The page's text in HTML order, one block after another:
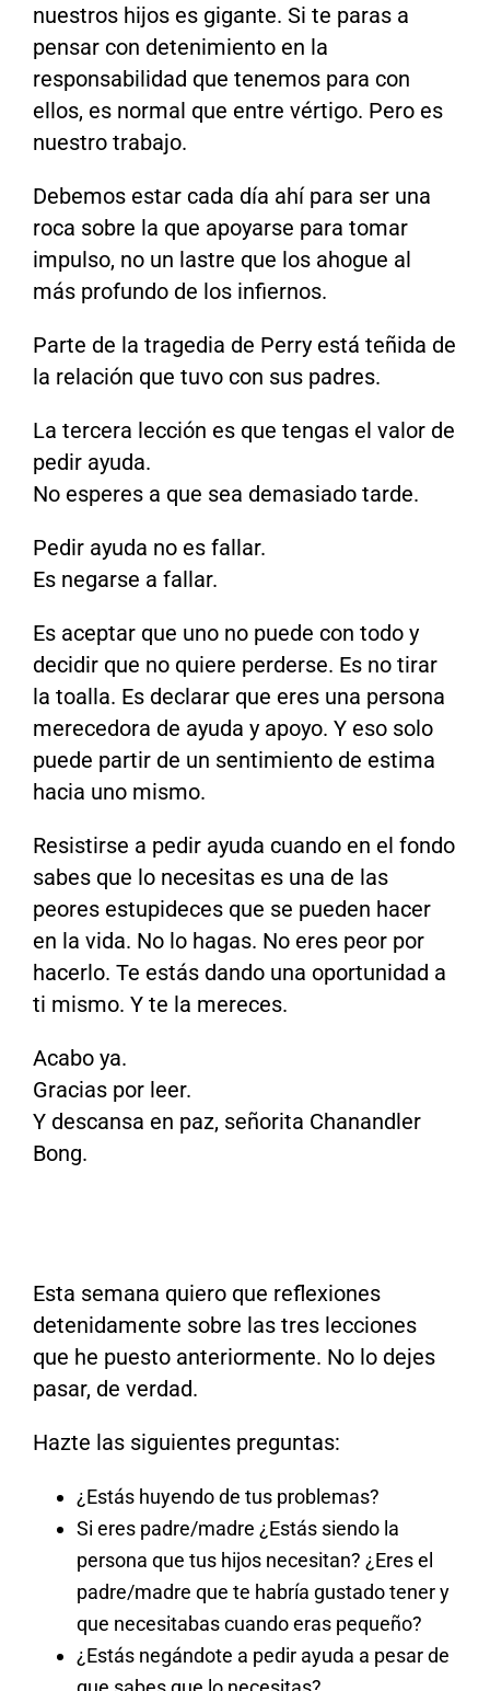
nuestros hijos es gigante. Si te paras a
pensar con detenimiento en la
responsabilidad que tenemos para con
ellos, es normal que entre vértigo. Pero es
nuestro trabajo.
Debemos estar cada día ahí para ser una
roca sobre la que apoyarse para tomar
impulso, no un lastre que los ahogue al
más profundo de los infiernos.
Parte de la tragedia de Perry está teñida de
la relación que tuvo con sus padres.
La tercera lección es que tengas el valor de
pedir ayuda.
No esperes a que sea demasiado tarde.
Pedir ayuda no es fallar.
Es negarse a fallar.
Es aceptar que uno no puede con todo y
decidir que no quiere perderse. Es no tirar
la toalla. Es declarar que eres una persona
merecedora de ayuda y apoyo. Y eso solo
puede partir de un sentimiento de estima
hacia uno mismo.
Resistirse a pedir ayuda cuando en el fondo
sabes que lo necesitas es una de las
peores estupideces que se pueden hacer
en la vida. No lo hagas. No eres peor por
hacerlo. Te estás dando una oportunidad a
ti mismo. Y te la mereces.
Acabo ya.
Gracias por leer.
Y descansa en paz, señorita Chanandler
Bong.
Esta semana quiero que reflexiones
detenidamente sobre las tres lecciones
que he puesto anteriormente. No lo dejes
pasar, de verdad.
Hazte las siguientes preguntas:
¿Estás huyendo de tus problemas?
Si eres padre/madre ¿Estás siendo la
persona que tus hijos necesitan? ¿Eres el
padre/madre que te habría gustado tener y
que necesitabas cuando eras pequeño?
¿Estás negándote a pedir ayuda a pesar de